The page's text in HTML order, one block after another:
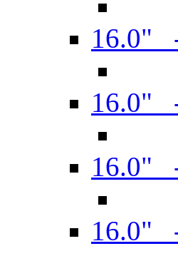
16.0"
16.0"
16.0"
16.0"